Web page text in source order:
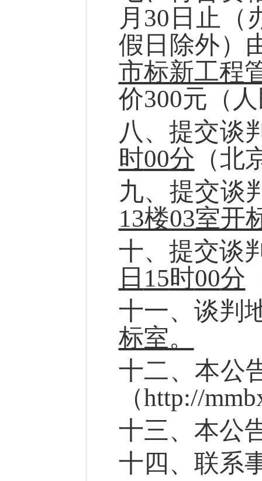
月 30 日止（
假日除外）
市标新工程
价300元（
八 、提交谈
时00分 （北
九、 提交谈
13楼03室开
十、 提交谈
日 15时00分
十一、 谈判
标室。
十二、本公
（http://
十三、本公
十四 、 联系